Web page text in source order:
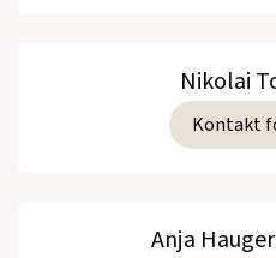
Nikolai
Kontakt
Anja